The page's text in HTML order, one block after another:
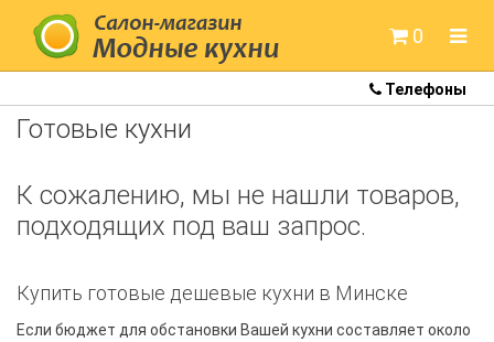
0
Телефоны
Кухни Colorita
Кухни Артем-мебель
Кухни Белдрев
Кухни Метрио
Кухни Неман
Готовые кухни
К сожалению, мы не нашли товаров,
подходящих под ваш запрос.
Купить готовые дешевые кухни в Минске
Если бюджет для обстановки Вашей кухни составляет около